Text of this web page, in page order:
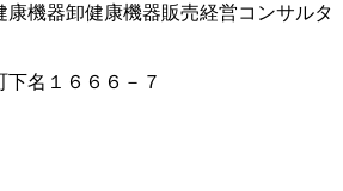
康機器卸健康機器販売経営コンサルタ
下名１６６６－７